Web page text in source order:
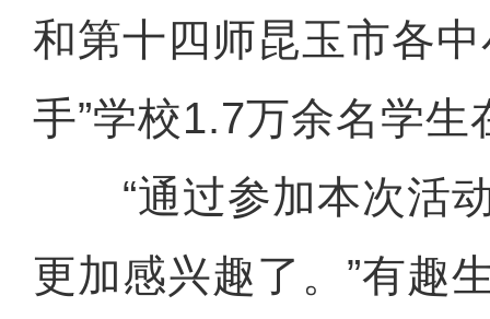
和第十四师昆玉市各
手”学校1.7万余名学生
“通过参加本次活动
更加感兴趣了。”有趣